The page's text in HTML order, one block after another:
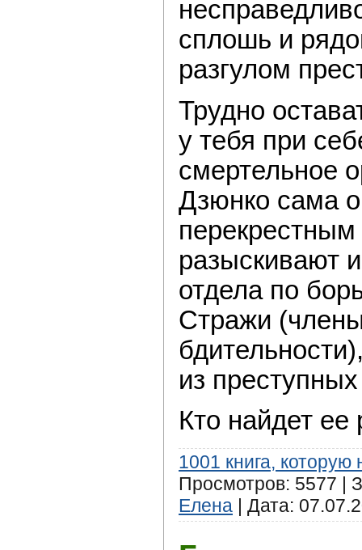
сплошь и
разгулом
Трудно
у тебя при
смертельное
Дзюнко сама
разыскивают
отдела по
Стражи
из
Кто найдет ее
1001 книга, которую
Просмотров: 5577 |
Елена | Дата: